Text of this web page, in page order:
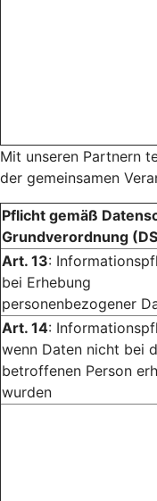
Mit unseren Partnern
der gemeinsamen
Pflicht gemäß
Grundverordnung
Art. 13:
bei Erhebung
personenbezogener
Art. 14:
wenn Daten nicht bei
betroffenen Person
wurden